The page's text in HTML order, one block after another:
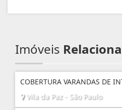
Imóveis
COBERTURA VARANDAS DE
Vila da Paz - São Paulo